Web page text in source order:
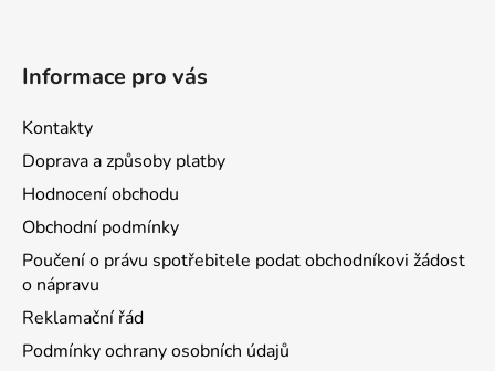
Informace pro vás
Kontakty
Doprava a způsoby platby
Hodnocení obchodu
Obchodní podmínky
Poučení o právu spotřebitele podat obchodníkovi žádost
o nápravu
Reklamační řád
Podmínky ochrany osobních údajů